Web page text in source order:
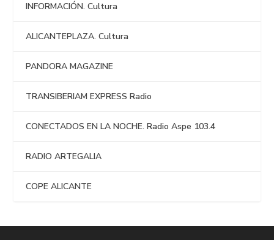
INFORMACIÓN. Cultura
ALICANTEPLAZA. Cultura
PANDORA MAGAZINE
TRANSIBERIAM EXPRESS Radio
CONECTADOS EN LA NOCHE. Radio Aspe 103.4
RADIO ARTEGALIA
COPE ALICANTE